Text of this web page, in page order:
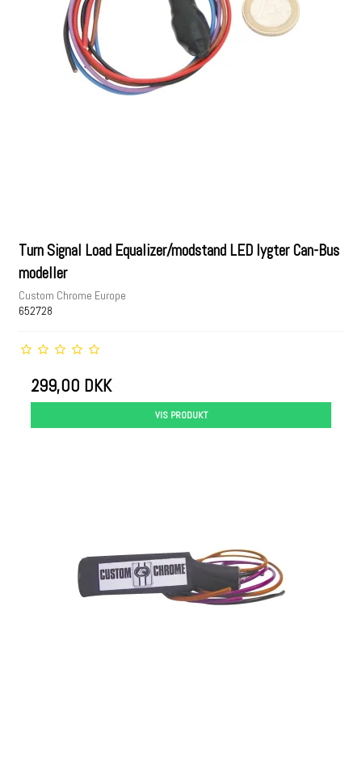
Turn Signal Load Equalizer/modstand LED lygter Can-Bus
modeller
Custom Chrome Europe
652728
299,00 DKK
VIS PRODUKT